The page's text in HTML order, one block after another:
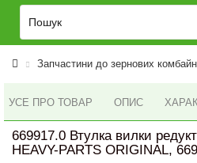
Запчастини до зернових
УСЕ ПРО ТОВАР ОПИС
669917.0 Втулка вилки
HEAVY-PARTS ORIGINAL,